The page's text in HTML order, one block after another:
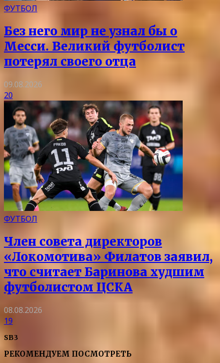
ФУТБОЛ
Без него мир не узнал бы о
Месси. Великий футболист
потерял своего отца
09.08.2026
20
ФУТБОЛ
Член совета директоров
«Локомотива» Филатов заявил,
что считает Баринова худшим
футболистом ЦСКА
08.08.2026
19
SB3
РЕКОМЕНДУЕМ ПОСМОТРЕТЬ